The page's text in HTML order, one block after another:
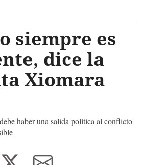
siempre es
dice la
Xiomara
haber una salida política al conflicto